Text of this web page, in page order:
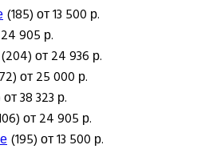
(185) от 13 500 р.
905 р.
(204) от 24 936 р.
от 25 000 р.
38 323 р.
от 24 905 р.
(195) от 13 500 р.